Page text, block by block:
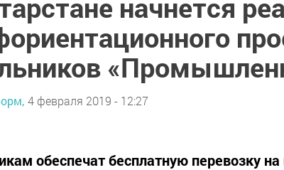
начнется
4 февраля 2019 - 12:27
обеспечат бесплатную перевозку